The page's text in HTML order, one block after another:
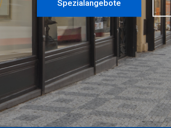
Spezialangebote